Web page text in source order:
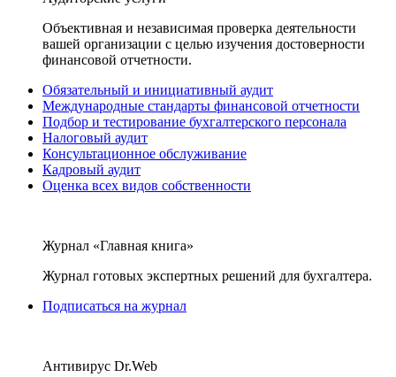
Объективная и независимая проверка деятельности
вашей организации с целью изучения достоверности
финансовой отчетности.
Обязательный и инициативный аудит
Международные стандарты финансовой отчетности
Подбор и тестирование бухгалтерского персонала
Налоговый аудит
Консультационное обслуживание
Кадровый аудит
Оценка всех видов собственности
Журнал «Главная книга»
Журнал готовых экспертных решений для бухгалтера.
Подписаться на журнал
Антивирус Dr.Web